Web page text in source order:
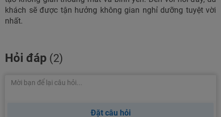
khách sẽ được tận hưởng không gian nghỉ dưỡng tuyệt vời
nhất.
Hỏi đáp (2)
Đặt câu hỏi